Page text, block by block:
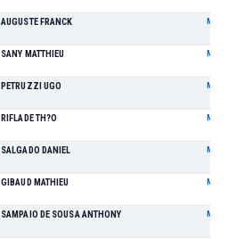
AUGUSTE FRANCK M
SANY MATTHIEU M
PETRUZZI UGO M
RIFLADE TH?O M
SALGADO DANIEL M
GIBAUD MATHIEU M
SAMPAIO DE SOUSA ANTHONY M